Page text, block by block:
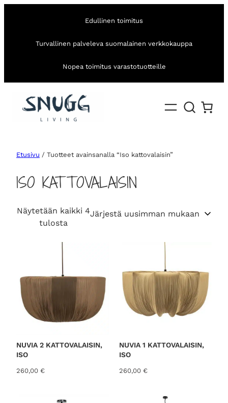
Edullinen toimitus
Turvallinen palveleva suomalainen verkkokauppa
Nopea toimitus varastotuotteille
Etusivu / Tuotteet avainsanalla “Iso kattovalaisin”
ISO KATTOVALAISIN
Näytetään kaikki 4
tulostaS
l
t
NUVIA 2 KATTOVALAISIN,
ISO
260,00 €
NUVIA 1 KATTOVALAISIN,
ISO
260,00 €